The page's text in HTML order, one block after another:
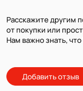
Расскажите другим
от покупки или
Нам важно знать,
Добавить отзыв